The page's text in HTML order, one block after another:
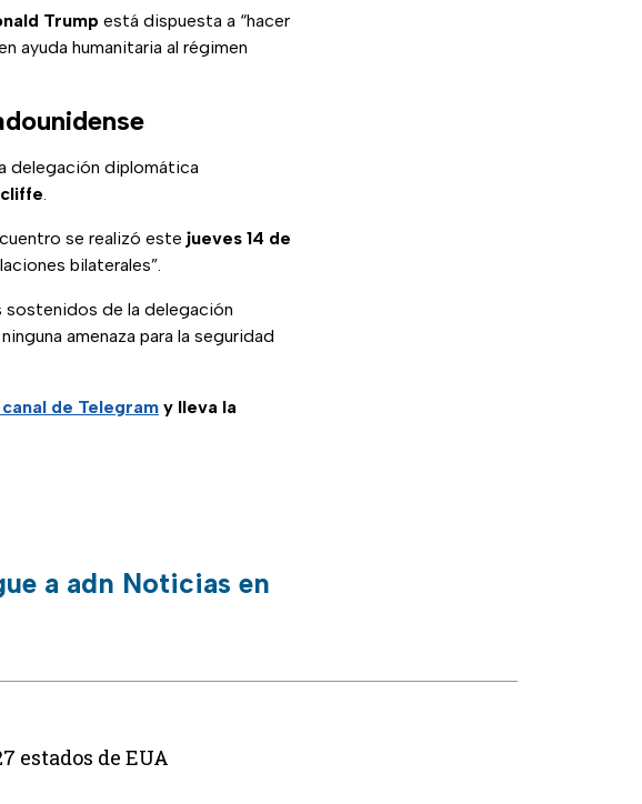
Trump está dispuesta a “hacer
ayuda humanitaria al régimen
delegación diplomática
.
se realizó este jueves 14 de
bilaterales”.
sostenidos de la delegación
amenaza para la seguridad
de Telegram y lleva la
a adn Noticias en
estados de EUA